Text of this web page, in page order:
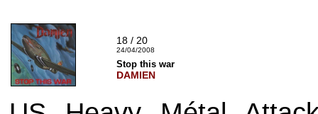
18 / 20
24/04/2008
Stop this war
DAMIEN